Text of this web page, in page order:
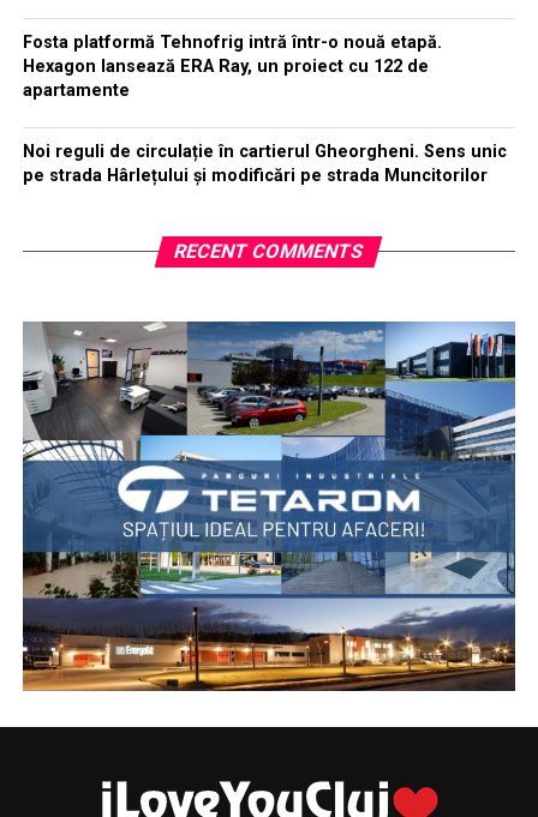
Fosta platformă Tehnofrig intră într-o nouă etapă.
Hexagon lansează ERA Ray, un proiect cu 122 de
apartamente
Noi reguli de circulație în cartierul Gheorgheni. Sens unic
pe strada Hârlețului și modificări pe strada Muncitorilor
RECENT COMMENTS